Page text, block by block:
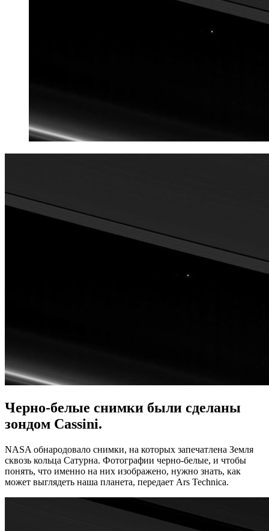
Черно-белые снимки были сделаны
зондом Cassini.
NASA обнародовало снимки, на которых запечатлена Земля
сквозь кольца Сатурна. Фотографии черно-белые, и чтобы
понять, что именно на них изображено, нужно знать, как
может выглядеть наша планета, передает Ars Technica.